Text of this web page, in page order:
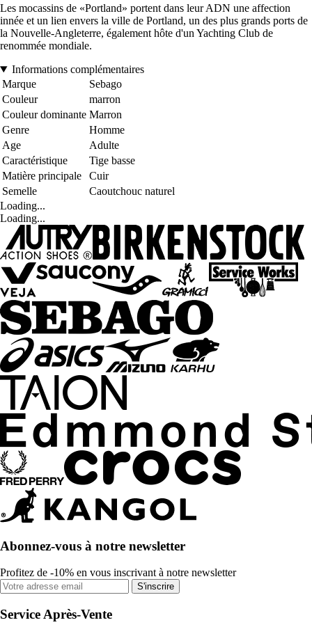
Les mocassins de «Portland» portent dans leur ADN une affection
innée et un lien envers la ville de Portland, un des plus grands ports de
la Nouvelle-Angleterre, également hôte d'un Yachting Club de
renommée mondiale.
Informations complémentaires
Marque
Sebago
Couleur
marron
Couleur dominante Marron
Genre
Homme
Age
Adulte
Caractéristique
Tige basse
Matière principale
Cuir
Semelle
Caoutchouc naturel
Loading...
Loading...
Abonnez-vous à notre newsletter
Profitez de -10% en vous inscrivant à notre newsletter
S'inscrire
Service Après-Vente